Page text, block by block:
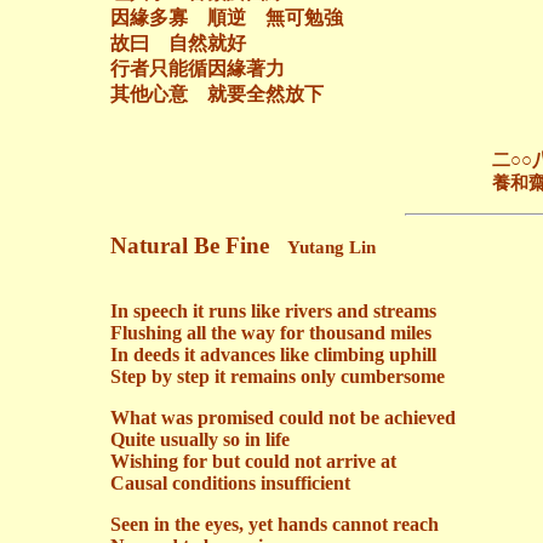
因緣多寡 順逆 無可勉強
故曰 自然就好
行者只能循因緣著力
其他心意 就要全然放下
二○○八年元月
養和齋 於
Natural Be Fine Yutang Lin
In speech it runs like rivers and streams
Flushing all the way for thousand miles
In deeds it advances like climbing uphill
Step by step it remains only cumbersome
What was promised could not be achieved
Quite usually so in life
Wishing for but could not arrive at
Causal conditions insufficient
Seen in the eyes, yet hands cannot reach